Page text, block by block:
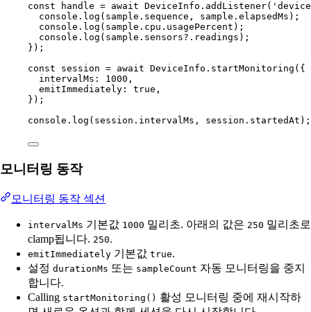
const handle = await DeviceInfo. addListener(
console. log (sample.sequence, sample.elapsedMs);
console. log (sample.cpu.usagePercent);
console. log (sample.sensors?.readings);
});
const
session = await DeviceInfo. startMonitoring ({
intervalMs: 1000 ,
emitImmediately: true ,
});
console. log (session.intervalMs, session.startedAt);
모니터링 동작
모니터링 동작 섹션
intervalMs 기본값 1000 밀리초. 아래의 값은 250 밀리초로
clamp됩니다. 250.
emitImmediately 기본값 true.
설정 durationMs 또는 sampleCount 자동 모니터링을 중지
합니다.
Calling startMonitoring() 활성 모니터링 중에 재시작하